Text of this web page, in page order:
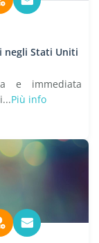
negli Stati Uniti
e immediata
Più info